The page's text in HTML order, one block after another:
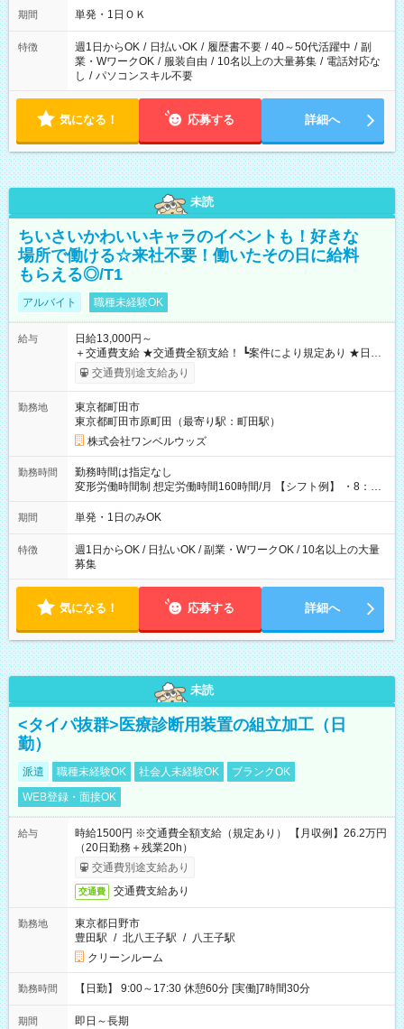
期間 単発・1日ＯＫ
特徴 週1日からOK / 日払いOK / 履歴書不要 / 40～50代活躍中 / 副
業・WワークOK / 服装自由 / 10名以上の大量募集 / 電話対応な
し / パソコンスキル不要
気になる！ 応募する 詳細へ
未読
ちいさいかわいいキャラのイベントも！好きな
場所で働ける☆来社不要！働いたその日に給料
もらえる◎/T1
アルバイト 職種未経験OK
給与
日給13,000円～
＋交通費支給 ★交通費全額支給！ ┗案件により規定あり ★日払
いOK！（規定あり） ┗働いたその日に現金GET♪ お仕事後はコ
ンビニATMから 日払い分を引き落とせます！ 【試用期間】試
交通費別途支給あり
勤務地
東京都町田市
東京都町田市原町田（最寄り駅：町田駅）
株式会社ワンベルウッズ
勤務時間
勤務時間は指定なし
変形労働時間制 想定労働時間160時間/月 【シフト例】 ・8：00
～21：00
期間 単発・1日のみOK
特徴
週1日からOK / 日払いOK / 副業・WワークOK / 10名以上の大量
募集
気になる！ 応募する 詳細へ
未読
<タイパ抜群>医療診断用装置の組立加工（日
勤）
派遣 職種未経験OK 社会人未経験OK
ブランクOK
WEB登録・面接OK
給与
時給1500円 ※交通費全額支給（規定あり） 【月収例】26.2万円
（20日勤務＋残業20h）
交通費別途支給あり
交通費 交通費支給あり
勤務地
東京都日野市
豊田駅 / 北八王子駅 / 八王子駅
クリーンルーム
勤務時間 【日勤】 9:00～17:30 休憩60分 [実働]7時間30分
期間 即日～長期